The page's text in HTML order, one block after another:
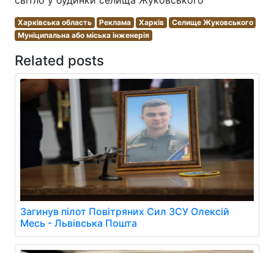
Харківська область Реклама Харків
Селище Жуковського
Муніципальна або міська інженерія
Related posts
Загинув пілот Повітряних Сил ЗСУ Олексій
Месь - Львівська Пошта